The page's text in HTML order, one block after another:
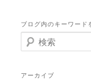
ブログ内のキーワード
検
索
アーカイブ